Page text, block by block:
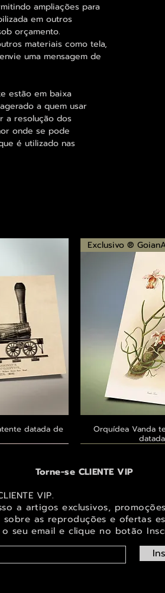
ampliações para
em outros
orçamento.
materiais como tela,
uma mensagem de
estão em baixa
a quem usar
a resolução dos
onde se pode
é utilizado nas
datada de
Exclusivo ®
Orquídea Vanda
Torne-se CLIENTE VIP
VIP.
a artigos exclusivos,
sobre as reproduções e ofertas
seu email e clique no botão